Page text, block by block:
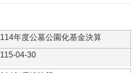
114年度公墓公園化基金決算
115-04-30